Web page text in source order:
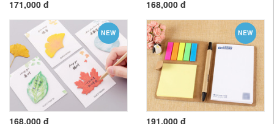
171,000 đ 168,000 đ
NEW
168,000 đ
NEW
191,000 đ